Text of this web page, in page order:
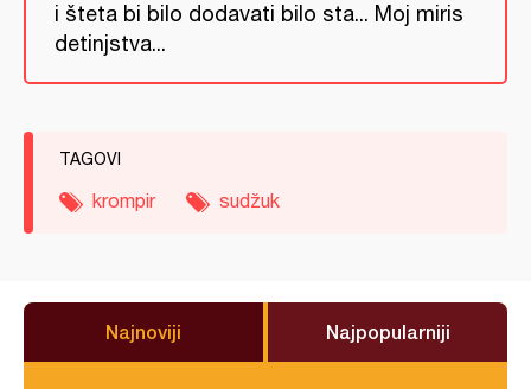
i šteta bi bilo dodavati bilo sta... Moj miris
detinjstva...
TAGOVI
krompir sudžuk
Najnoviji Najpopularniji